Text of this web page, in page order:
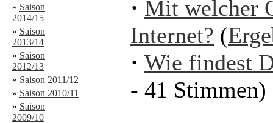
» Saison
2014/15
» Saison
2013/14
» Saison
2012/13
» Saison 2011/12
» Saison 2010/11
» Saison
2009/10
· Mit welcher
Internet? (
· Wie findest
- 41 Stimmen)